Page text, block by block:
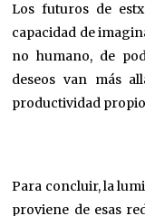
Los futuros de
capacidad de
no humano, de
deseos van más
productividad
Para concluir, la
proviene de esas